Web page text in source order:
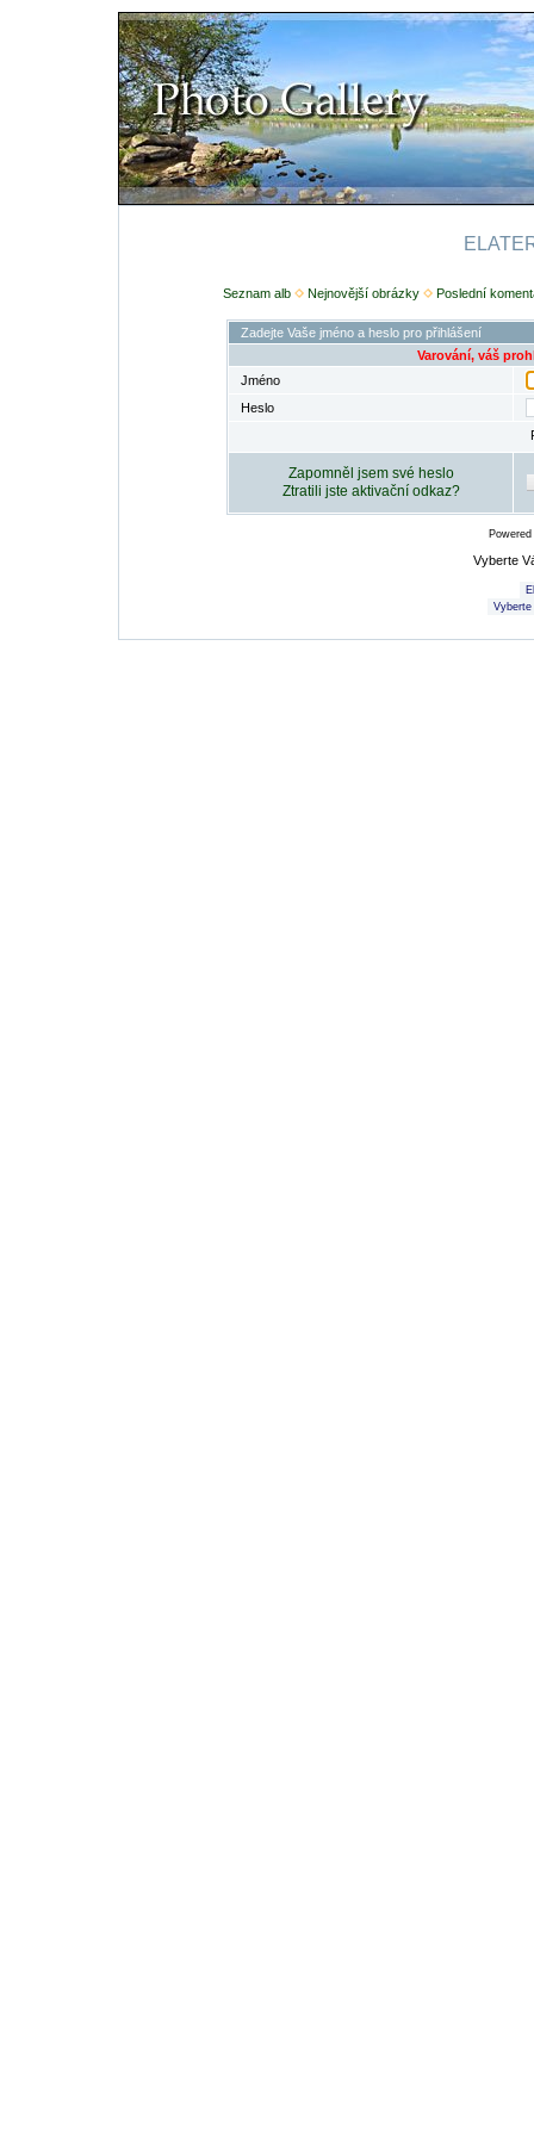
Seznam alb Nejnovější obrázky Poslední
Zadejte Vaše jméno a heslo pro přihlášení
Varování, váš
Jméno
Heslo
Zapomněl jsem své heslo
Ztratili jste aktivační odkaz?
Vyberte